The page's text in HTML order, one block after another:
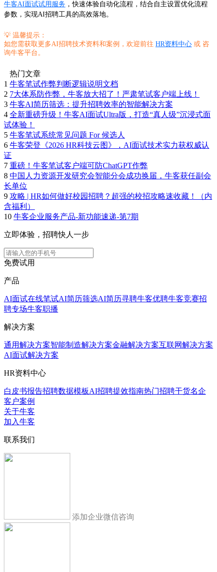
牛客AI面试试用服务 ，快速体验自动化流程，结合自主设置优化流程
参数，实现AI招聘工具的高效落地。
💡 温馨提示：
如您需获取更多AI招聘技术资料和案例，欢迎前往 HR资料中心 或 咨
询牛客平台。
热门文章
1 牛客笔试作弊判断逻辑说明文档
2 7大体系防作弊，牛客放大招了！严肃笔试客户端上线！
3 牛客AI简历筛选：提升招聘效率的智能解决方案
4 全新重磅升级！牛客AI面试Ultra版，打造“真人级”沉浸式面
试体验！
5 牛客笔试系统常见问题 For 候选人
6 牛客荣登《2026 HR科技云图》，AI面试技术实力获权威认
证
7 重磅！牛客笔试客户端可防ChatGPT作弊
8 中国人力资源开发研究会智能分会成功换届，牛客获任副会
长单位
9 攻略 | HR如何做好校园招聘？超强的校招攻略速收藏！（内
含福利）
10 牛客企业服务产品-新功能速递-第7期
立即体验，招聘快人一步
免费试用
产品
AI面试在线笔试AI简历筛选AI简历寻聘牛客优聘牛客竞赛招
聘专场牛客职播
解决方案
通用解决方案智能制造解决方案金融解决方案互联网解决方案
AI面试解决方案
HR资料中心
白皮书报告招聘数据模板AI招聘提效指南热门招聘干货名企
客户案例
关于牛客
加入牛客
联系我们
添加企业微信咨询